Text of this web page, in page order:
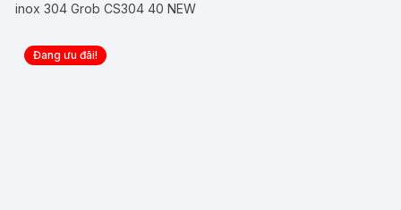
inox 304 Grob CS304 40 NEW
Đang ưu đãi!